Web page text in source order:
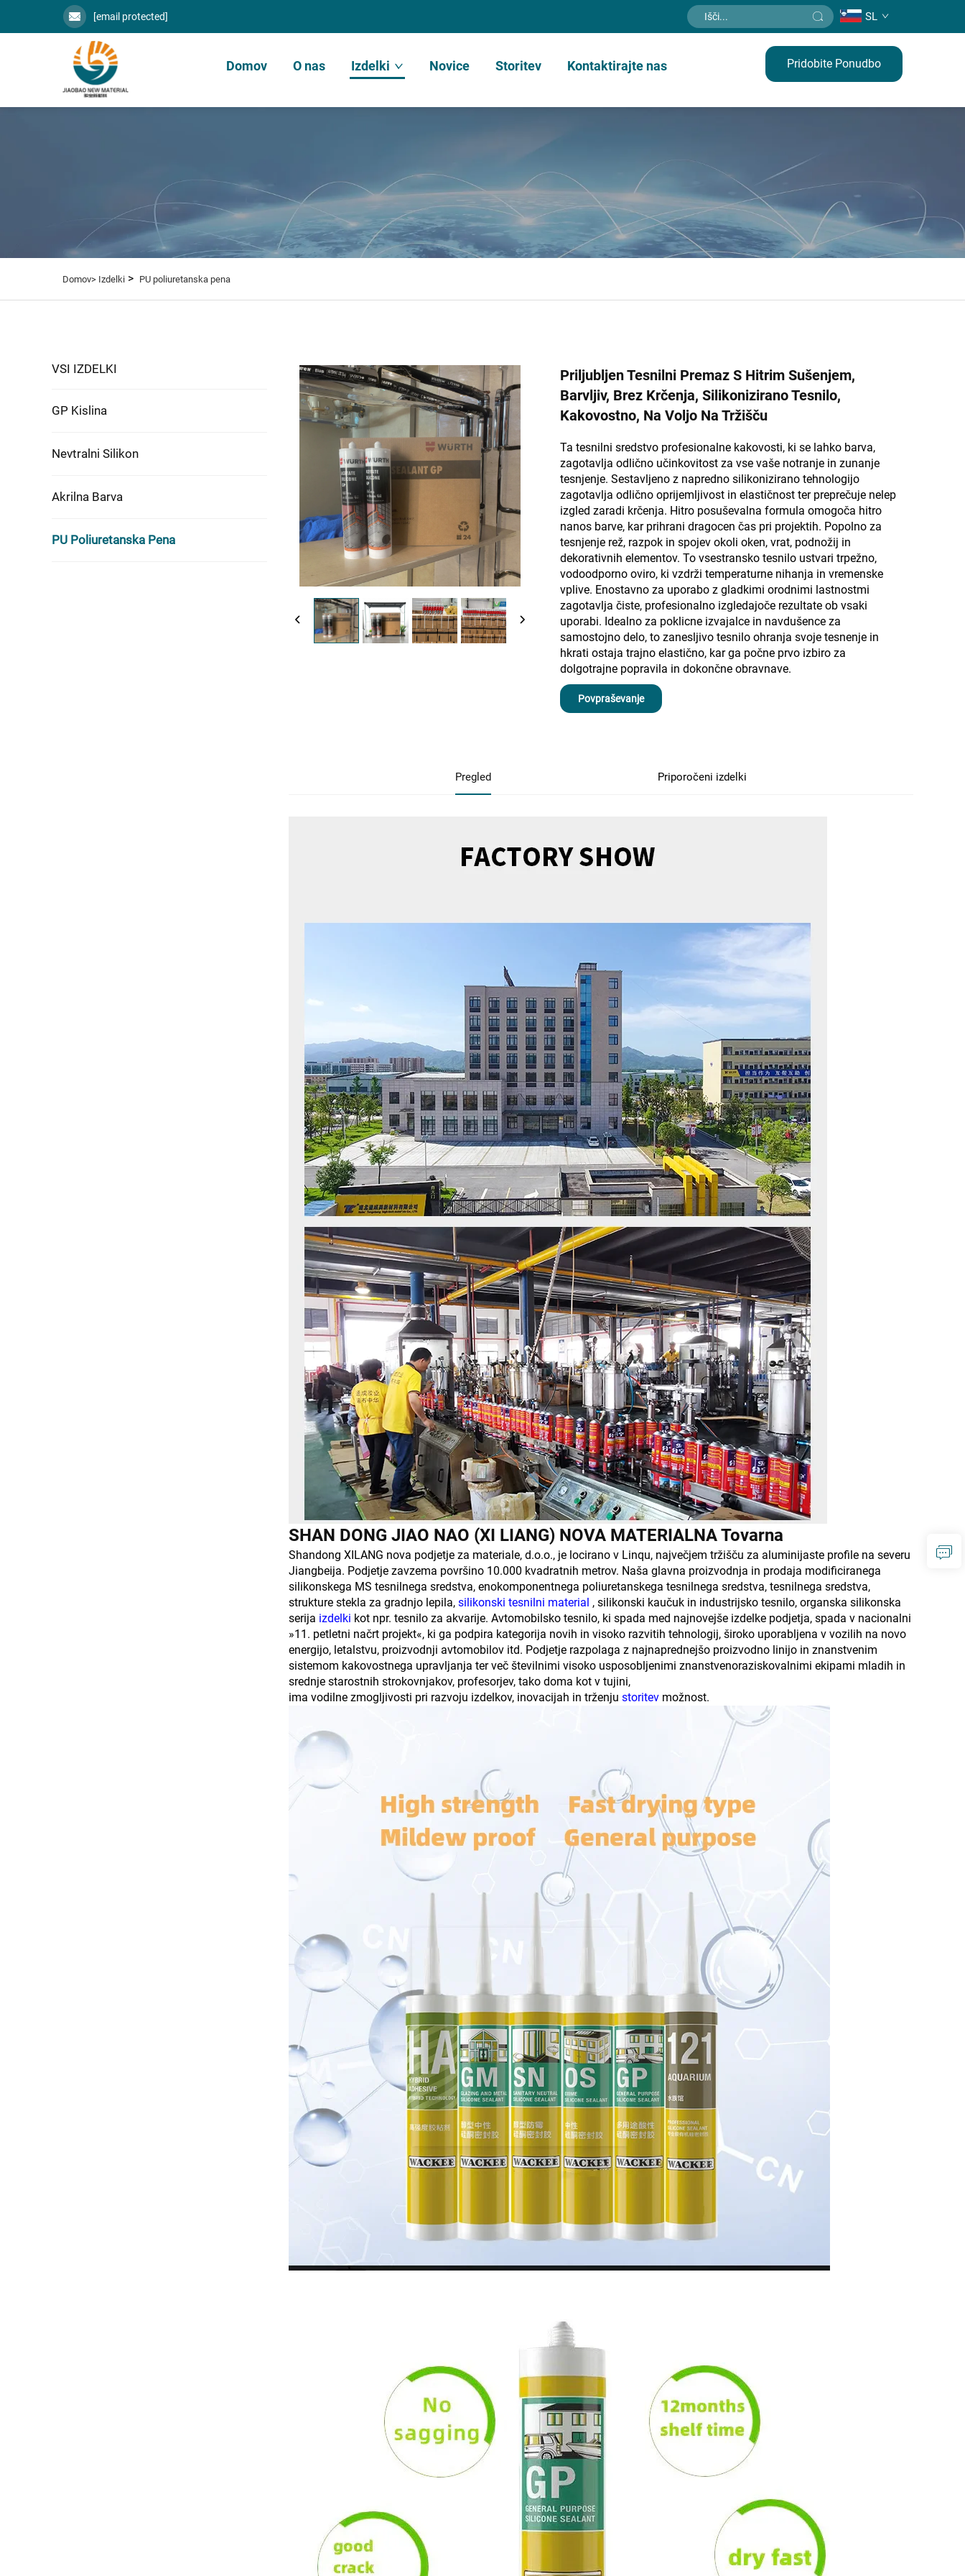
[email protected] SL
Domov O nas Izdelki Novice Storitev Kontaktirajte nas Pridobite Ponudbo
Domov> Izdelki > PU poliuretanska pena
VSI IZDELKI
GP Kislina
Nevtralni Silikon
Akrilna Barva
PU Poliuretanska Pena
Priljubljen Tesnilni Premaz S Hitrim Sušenjem,
Barvljiv, Brez Krčenja, Silikonizirano Tesnilo,
Kakovostno, Na Voljo Na Tržišču
Ta tesnilni sredstvo profesionalne kakovosti, ki se lahko barva,
zagotavlja odlično učinkovitost za vse vaše notranje in zunanje
tesnjenje. Sestavljeno z napredno silikonizirano tehnologijo
zagotavlja odlično oprijemljivost in elastičnost ter preprečuje nelep
izgled zaradi krčenja. Hitro posuševalna formula omogoča hitro
nanos barve, kar prihrani dragocen čas pri projektih. Popolno za
tesnjenje rež, razpok in spojev okoli oken, vrat, podnožij in
dekorativnih elementov. To vsestransko tesnilo ustvari trpežno,
vodoodporno oviro, ki vzdrži temperaturne nihanja in vremenske
vplive. Enostavno za uporabo z gladkimi orodnimi lastnostmi
zagotavlja čiste, profesionalno izgledajoče rezultate ob vsaki
uporabi. Idealno za poklicne izvajalce in navdušence za
samostojno delo, to zanesljivo tesnilo ohranja svoje tesnenje in
hkrati ostaja trajno elastično, kar ga počne prvo izbiro za
dolgotrajne popravila in dokončne obravnave.
Povpraševanje
Pregled Priporočeni izdelki
SHAN DONG JIAO NAO (XI LIANG) NOVA MATERIALNA Tovarna
Shandong XILANG nova podjetje za materiale, d.o.o., je locirano v Linqu, največjem tržišču za aluminijaste profile na severu
Jiangbeija. Podjetje zavzema površino 10.000 kvadratnih metrov. Naša glavna proizvodnja in prodaja modificiranega
silikonskega MS tesnilnega sredstva, enokomponentnega poliuretanskega tesnilnega sredstva, tesnilnega sredstva,
strukture stekla za gradnjo lepila, silikonski tesnilni material , silikonski kaučuk in industrijsko tesnilo, organska silikonska
serija izdelki kot npr. tesnilo za akvarije. Avtomobilsko tesnilo, ki spada med najnovejše izdelke podjetja, spada v nacionalni
»11. petletni načrt projekt«, ki ga podpira kategorija novih in visoko razvitih tehnologij, široko uporabljena v vozilih na novo
energijo, letalstvu, proizvodnji avtomobilov itd. Podjetje razpolaga z najnaprednejšo proizvodno linijo in znanstvenim
sistemom kakovostnega upravljanja ter več številnimi visoko usposobljenimi znanstvenoraziskovalnimi ekipami mladih in
srednje starostnih strokovnjakov, profesorjev, tako doma kot v tujini,
ima vodilne zmogljivosti pri razvoju izdelkov, inovacijah in trženju storitev možnost.